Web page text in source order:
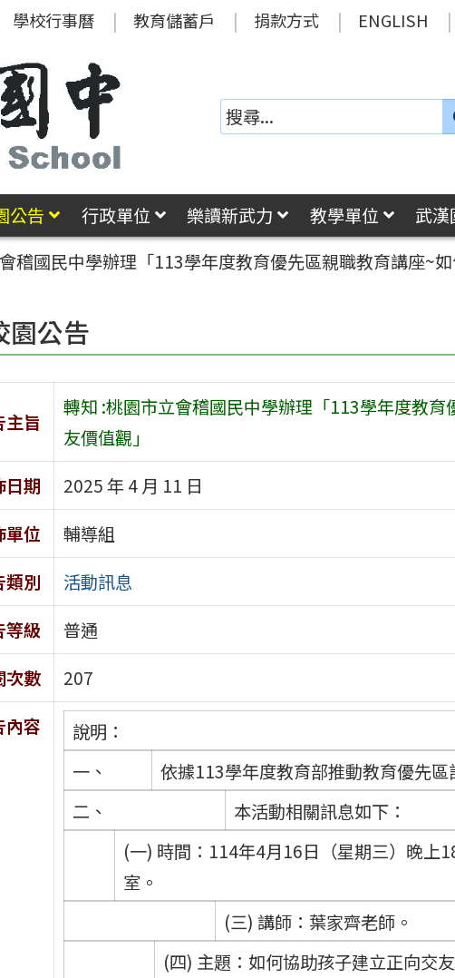
學校行事曆 教育儲蓄戶 捐款方式 ENGLISH
公告 行政單位 樂讀新武力 教學單位 武漢
稽國民中學辦理「113學年度教育優先區親職教育講座~
園公告
主旨
轉知 :桃園市立會稽國民中學辦理「113學年度教
友價值觀」
日期
2025 年 4 月 11 日
單位
輔導組
類別
活動訊息
等級
普通
次數
207
內容
說明：
一、
依據113學年度教育部推動教育優先區
二、
本活動相關訊息如下：
(一) 時間：114年4月16日（星期三）晚上
室。
(三) 講師：葉家齊老師。
(四) 主題：如何協助孩子建立正向交